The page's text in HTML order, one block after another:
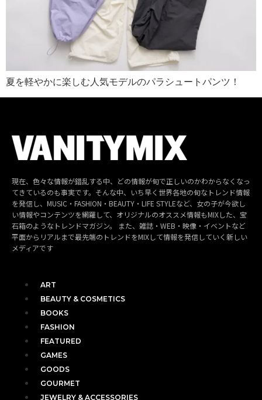
夏を軽やかに楽しむ人気モデルのパラシュートパンツ！
現在、色々な情報が錯乱する中、どの情報が旬で正しいのかわからなくなっ
てきているのも事実です。そんな中、いち早く世界各地の旬なトレンド情報
を発信し、MUSIC・FASHION・BEAUTY・LIFE STYLEなど、女の子が今欲し
い情報やコンテンツを網羅して、オリジナルのオススメ情報もMIXした、宝
石箱のようなトレンドマガジン。 また、雑誌・WEB・映像・イベントなど
平面からリアルまで最先端のトレンドをMIXして情報を発信していく新しい
メディアです
ART
BEAUTY & COSMETICS
BOOKS
FASHION
FEATURED
GAMES
GOODS
GOURMET
JEWELRY & ACCESSORIES